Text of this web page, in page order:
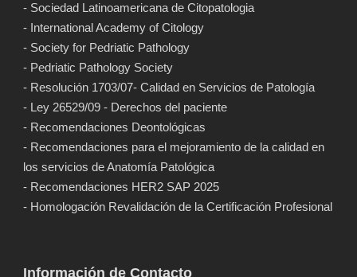
- Sociedad Latinoamericana de Citopatologia
- International Academy of Citology
- Society for Pedriatic Pathology
- Pedriatic Pathology Society
- Resolución 1703/07- Calidad en Servicios de Patología
- Ley 26529/09 - Derechos del paciente
- Recomendaciones Deontológicas
- Recomendaciones para el mejoramiento de la calidad en
los servicios de Anatomía Patológica
- Recomendaciones HER2 SAP 2025
- Homologación Revalidación de la Certificación Profesional
Información de Contacto